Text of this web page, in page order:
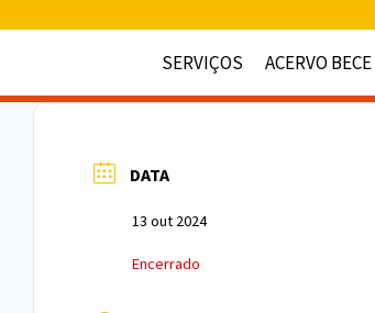
SERVIÇOS
ACERVO BECE
DATA
13 out 2024
Encerrado